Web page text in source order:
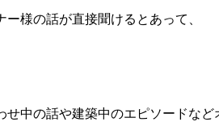
様の話が直接聞けるとあって、
中の話や建築中のエピソードなど